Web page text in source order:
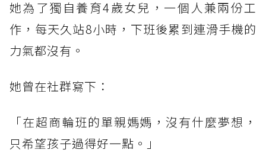
她為了獨自養育4歲女兒，一個人兼兩份工
作，每天久站8小時，下班後累到連滑手機的
力氣都沒有。
她曾在社群寫下：
「在超商輪班的單親媽媽，沒有什麼夢想，
只希望孩子過得好一點。」